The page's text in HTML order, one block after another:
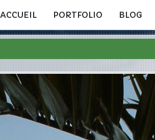
ACCUEIL PORTFOLIO BLOG